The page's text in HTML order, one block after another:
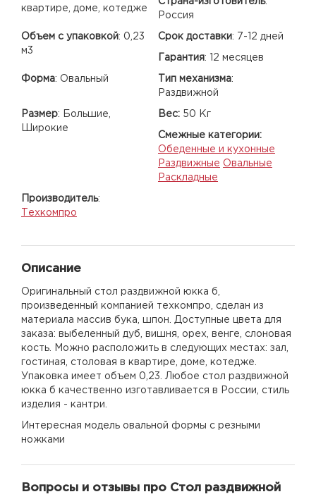
квартире, доме, котедже
Россия
Объем с упаковкой: 0,23
м3
Срок доставки: 7-12 дней
Гарантия: 12 месяцев
Форма: Овальный Тип механизма:
Раздвижной
Размер:
Большие,
Широкие
Вес: 50 Кг
Смежные категории:
Обеденные и кухонные
Раздвижные Овальные
Раскладные
Производитель:
Техкомпро
Описание
Оригинальный стол раздвижной юкка б,
произведенный компанией техкомпро, сделан из
материала массив бука, шпон. Доступные цвета для
заказа: выбеленный дуб, вишня, орех, венге, слоновая
кость. Можно расположить в следующих местах: зал,
гостиная, столовая в квартире, доме, котедже.
Упаковка имеет объем 0,23. Любое стол раздвижной
юкка б качественно изготавливается в России, стиль
изделия - кантри.
Интересная модель овальной формы с резными
ножками
Вопросы и отзывы про Стол раздвижной